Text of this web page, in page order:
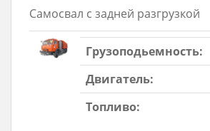
Самосвал с задней разгрузкой
Грузоподьемность:
Двигатель:
Топливо: